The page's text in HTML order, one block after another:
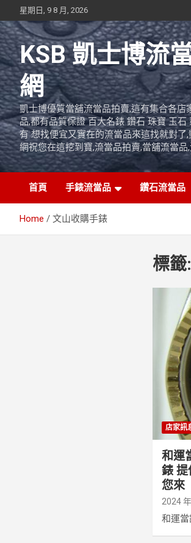
to
content
星期日, 9 8 月, 2026
KSB 凱士博流
網
凱士博優質當舖流當品拍賣,這有集合各店
品,都有品質保證 百大名錶 鑽石 珠寶 玉石
有 想找便宜又實在的流當品來這找就對了
網祝您在這挖到寶,流當品拍賣,當舖流當品
首頁 手錶流當品 鑽石流當品
Home 文山收購手錶
標
店家訊
和運
錶
您來
2024
和運